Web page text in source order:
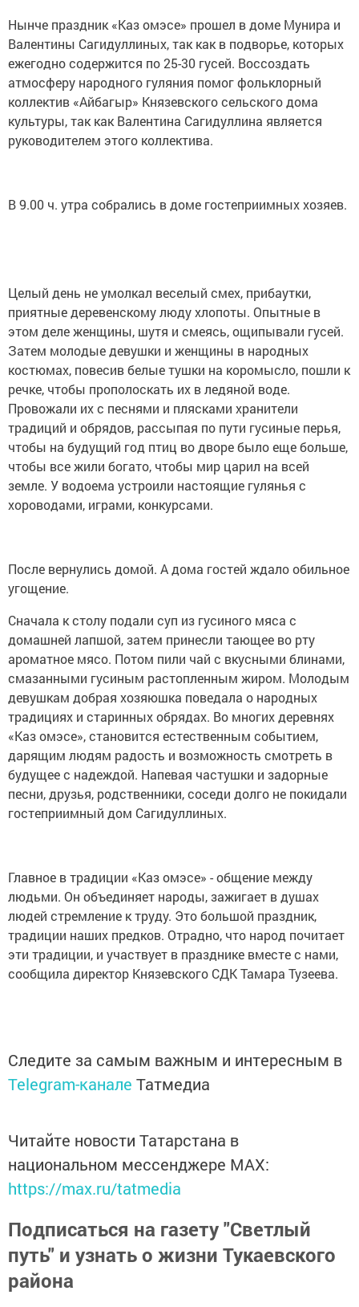
Нынче праздник «Каз омэсе» прошел в доме Мунира и
Валентины Сагидуллиных, так как в подворье, которых
ежегодно содержится по 25-30 гусей. Воссоздать
атмосферу народного гуляния помог фольклорный
коллектив «Айбагыр» Князевского сельского дома
культуры, так как Валентина Сагидуллина является
руководителем этого коллектива.
В 9.00 ч. утра собрались в доме гостеприимных хозяев.
Целый день не умолкал веселый смех, прибаутки,
приятные деревенскому люду хлопоты. Опытные в
этом деле женщины, шутя и смеясь, ощипывали гусей.
Затем молодые девушки и женщины в народных
костюмах, повесив белые тушки на коромысло, пошли к
речке, чтобы прополоскать их в ледяной воде.
Провожали их с песнями и плясками хранители
традиций и обрядов, рассыпая по пути гусиные перья,
чтобы на будущий год птиц во дворе было еще больше,
чтобы все жили богато, чтобы мир царил на всей
земле. У водоема устроили настоящие гулянья с
хороводами, играми, конкурсами.
После вернулись домой. А дома гостей ждало обильное
угощение.
Сначала к столу подали суп из гусиного мяса с
домашней лапшой, затем принесли тающее во рту
ароматное мясо. Потом пили чай с вкусными блинами,
смазанными гусиным растопленным жиром. Молодым
девушкам добрая хозяюшка поведала о народных
традициях и старинных обрядах. Во многих деревнях
«Каз омэсе», становится естественным событием,
дарящим людям радость и возможность смотреть в
будущее с надеждой. Напевая частушки и задорные
песни, друзья, родственники, соседи долго не покидали
гостеприимный дом Сагидуллиных.
Главное в традиции «Каз омэсе» - общение между
людьми. Он объединяет народы, зажигает в душах
людей стремление к труду. Это большой праздник,
традиции наших предков. Отрадно, что народ почитает
эти традиции, и участвует в празднике вместе с нами,
сообщила директор Князевского СДК Тамара Тузеева.
Следите за самым важным и интересным в
Telegram-канале Татмедиа
Читайте новости Татарстана в
национальном мессенджере MАХ:
https://max.ru/tatmedia
Подписаться на газету "Светлый
путь" и узнать о жизни Тукаевского
района